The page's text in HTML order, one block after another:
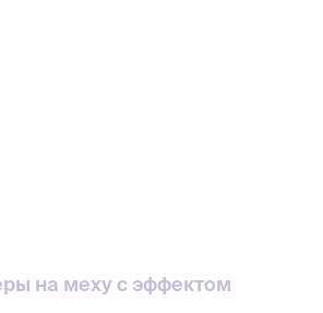
на меху с эффектом